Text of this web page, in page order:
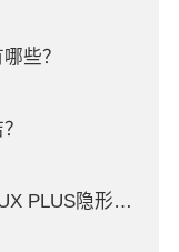
些？
问界M9在上海宝之尊装贴XPEL LUX PLUS隐形车衣